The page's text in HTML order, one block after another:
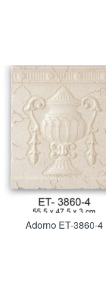
Adorno ET-3860-4